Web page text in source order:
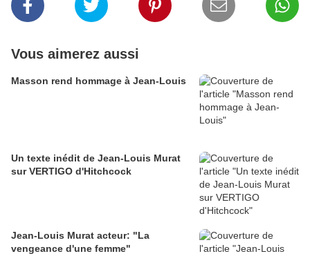
Vous aimerez aussi
Masson rend hommage à Jean-Louis
Un texte inédit de Jean-Louis Murat
sur VERTIGO d'Hitchcock
Jean-Louis Murat acteur: "La
vengeance d'une femme"